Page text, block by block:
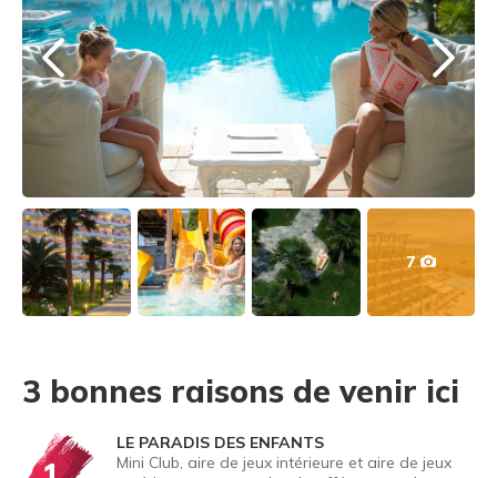
7
3 bonnes raisons de venir ici
LE PARADIS DES ENFANTS
Mini Club, aire de jeux intérieure et aire de jeux